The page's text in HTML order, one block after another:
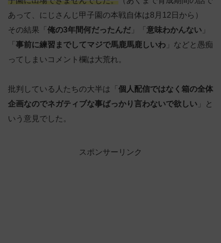
あって、にじさんじ甲子園の本戦自体は8月12日から）
その結果「 俺の3年間何だったんだ 」「 意味わかんない 」
「 事前に練習までしてマジで馬鹿馬鹿しいわ 」などと愚痴
ってしまいコメント欄は大荒れ。
批判している人たちの大半は「 個人配信ではなく箱の全体
企画なのでネガティブな事ばっかり言わないで欲しい 」と
いう意見でした。
スポンサーリンク